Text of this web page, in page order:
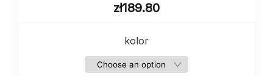
zł189.80
kolor